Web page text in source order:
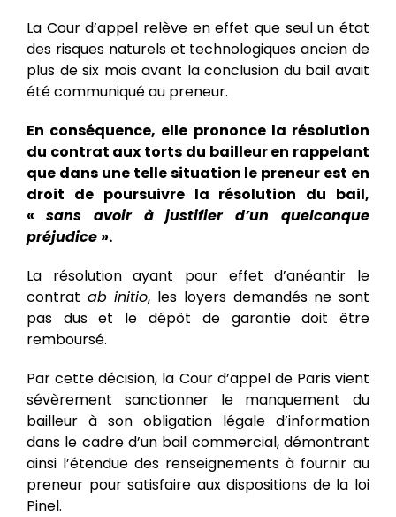
La Cour d’appel relève en effet que seul un état
des risques naturels et technologiques ancien de
plus de six mois avant la conclusion du bail avait
été communiqué au preneur.
En conséquence, elle prononce la résolution
du contrat aux torts du bailleur en rappelant
que dans une telle situation le preneur est en
droit de poursuivre la résolution du bail,
« sans avoir à justifier d’un quelconque
préjudice ».
La résolution ayant pour effet d’anéantir le
contrat ab initio, les loyers demandés ne sont
pas dus et le dépôt de garantie doit être
remboursé.
Par cette décision, la Cour d’appel de Paris vient
sévèrement sanctionner le manquement du
bailleur à son obligation légale d’information
dans le cadre d’un bail commercial, démontrant
ainsi l’étendue des renseignements à fournir au
preneur pour satisfaire aux dispositions de la loi
Pinel.